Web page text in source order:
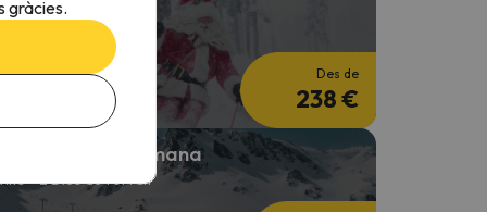
nits + 3 Dies de forfet
Des de
238 €
Esquí Cap de Setmana
+ 2 Dies de forfait
gràcies.